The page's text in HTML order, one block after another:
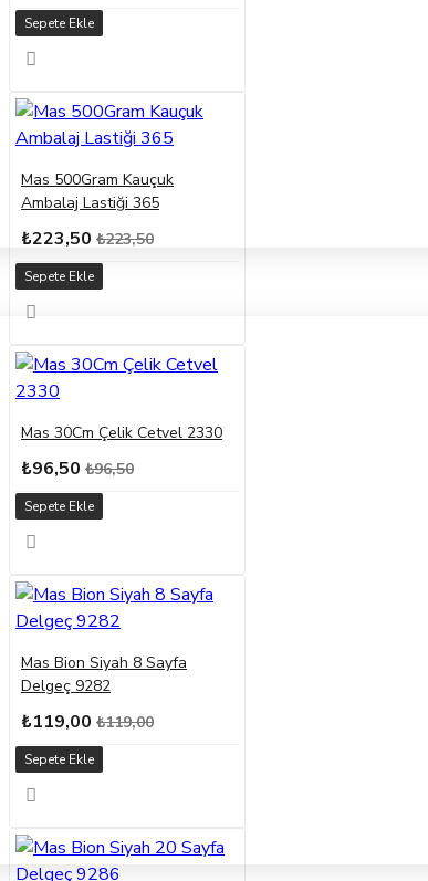
Sepete Ekle
Mas 500Gram Kauçuk
Ambalaj Lastiği 365
₺223,50 ₺223,50
Sepete Ekle
Mas 30Cm Çelik Cetvel 2330
₺96,50 ₺96,50
Sepete Ekle
Mas Bion Siyah 8 Sayfa
Delgeç 9282
₺119,00 ₺119,00
Sepete Ekle